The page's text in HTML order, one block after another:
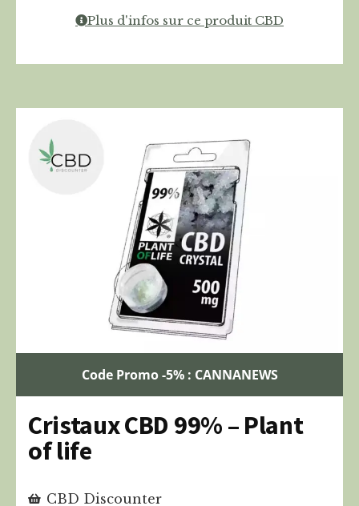
Plus d'infos sur ce produit CBD
Code Promo -5% : CANNANEWS
Cristaux CBD 99% – Plant
of life
CBD Discounter